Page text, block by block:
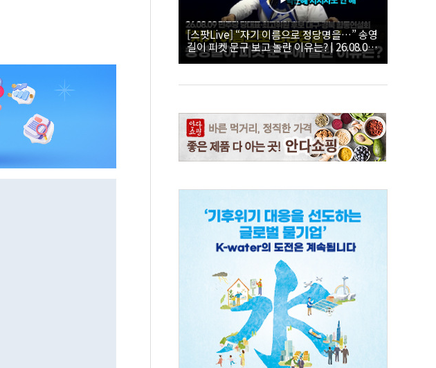
[스팟Live] “자기 이름으로 정당명을…” 송영
길이 피켓 문구 보고 놀란 이유는? | 26.08.09
더불어민주당 당대표·최고위원 후보 대구·경